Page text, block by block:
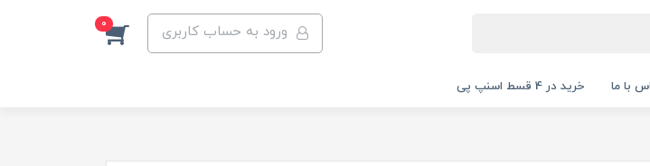
ورود به حساب کاربری 0
با ما خرید در 4 قسط اسنپ پی